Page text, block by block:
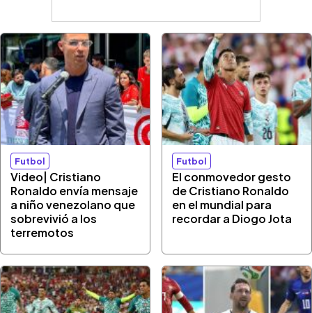
Futbol
Video| Cristiano
Ronaldo envía mensaje
a niño venezolano que
sobrevivió a los
terremotos
Futbol
El conmovedor gesto
de Cristiano Ronaldo
en el mundial para
recordar a Diogo Jota